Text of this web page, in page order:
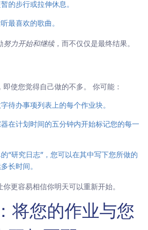
的步行或拉伸休息。
最喜欢的歌曲。
努力开始和继续，而不仅仅是最终结果。
使您觉得自己做的不多。 你可能：
待办事项列表上的每个作业块。
在计划时间的五分钟内开始标记您的每一
“研究日志”，您可以在其中写下您所做的
长时间。
更容易相信你明天可以重新开始。
将您的作业与您